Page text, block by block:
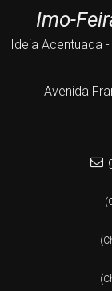
Imo-
Ideia Acentuada
Avenida